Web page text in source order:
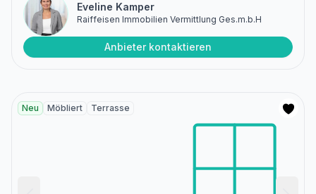
Eveline Kamper
Raiffeisen Immobilien Vermittlung Ges.m.b.H
Anbieter kontaktieren
Neu Möbliert Terrasse